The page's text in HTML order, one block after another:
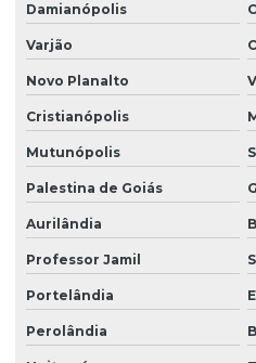
Damianópolis
Varjão
Novo Planalto
Cristianópolis
Mutunópolis
Palestina de Goiás
Aurilândia
Professor Jamil
Portelândia
Perolândia